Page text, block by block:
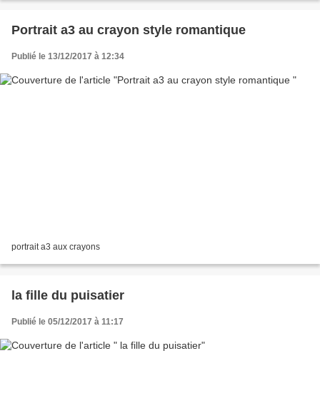
Portrait a3 au crayon style romantique
Publié le 13/12/2017 à 12:34
portrait a3 aux crayons
la fille du puisatier
Publié le 05/12/2017 à 11:17